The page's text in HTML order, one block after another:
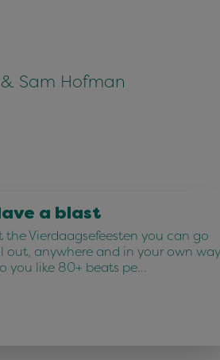
& Sam Hofman
a blast
the Vierdaagsefeesten you can go
out, anywhere and in your own
you like 80+ beats pe…